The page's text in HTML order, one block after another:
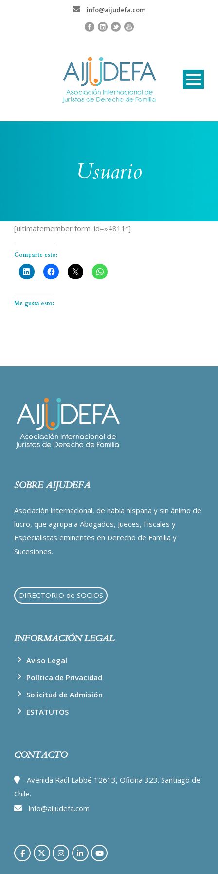
info@aijudefa.com
Usuario
[ultimatemember form_id=»4811″]
Comparte esto:
Me gusta esto:
SOBRE AIJUDEFA
Asociación internacional, de habla hispana y sin ánimo de
lucro, que agrupa a Abogados, Jueces, Fiscales y
Especialistas eminentes en Derecho de Familia y
Sucesiones.
DIRECTORIO de SOCIOS
INFORMACIÓN LEGAL
Aviso Legal
Política de Privacidad
Solicitud de Admisión
ESTATUTOS
CONTACTO
Avenida Raúl Labbé 12613, Oficina 323. Santiago de
Chile.
info@aijudefa.com